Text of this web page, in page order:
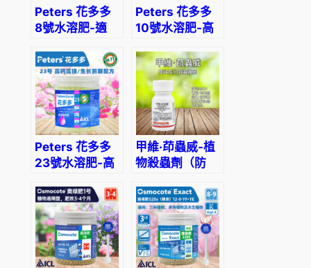
Peters 花多多
8號水溶肥-適
溫種植
Peters 花多多
10號水溶肥-高
植物
Peters 花多多
23號水溶肥-高
甲維·茚蟲威-植
物殺蟲劑（防
蟲、螟蟲、青菜
蟲、地老虎、小
菜蛾、葉蜂）